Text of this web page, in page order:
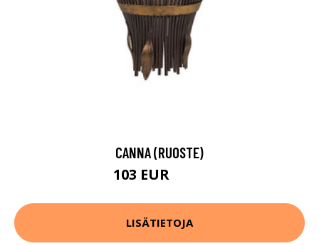
CANNA (RUOSTE)
103 EUR
LISÄTIETOJA